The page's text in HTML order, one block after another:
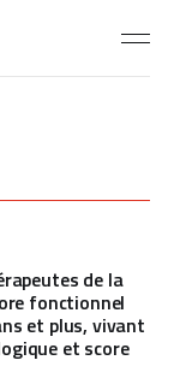
de la
fonctionnel
et plus, vivant
et score